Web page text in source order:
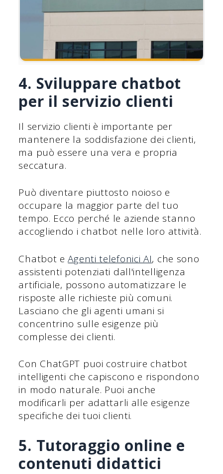
4. Sviluppare chatbot
per il servizio clienti
Il servizio clienti è importante per
mantenere la soddisfazione dei clienti,
ma può essere una vera e propria
seccatura.
Può diventare piuttosto noioso e
occupare la maggior parte del tuo
tempo. Ecco perché le aziende stanno
accogliendo i chatbot nelle loro attività.
Chatbot eAgenti telefonici AI, che sono
assistenti potenziati dall'intelligenza
artificiale, possono automatizzare le
risposte alle richieste più comuni.
Lasciano che gli agenti umani si
concentrino sulle esigenze più
complesse dei clienti.
Con ChatGPT puoi costruire chatbot
intelligenti che capiscono e rispondono
in modo naturale. Puoi anche
modificarli per adattarli alle esigenze
specifiche dei tuoi clienti.
5. Tutoraggio online e
contenuti didattici